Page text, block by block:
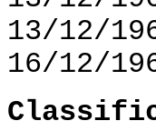
13/12/
16/12/